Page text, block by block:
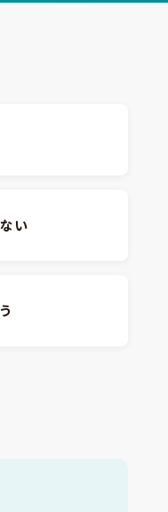
い